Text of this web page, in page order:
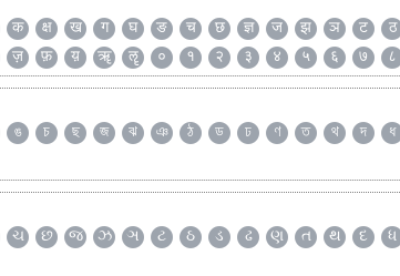
क क्ष ख ग घ ङ च छ ज्ञ ज झ ञ ट ठ
ज़ फ़ य़ ॠ ॡ ० १ २ ३ ४ ५ ६ ७ ८
ঙ চ ছ জ ঝ ঞ ঠ ড ঢ ণ ত থ দ ধ
ચ છ જ ઝ ઞ ટ ઠ ડ ઢ ણ ત થ દ ધ